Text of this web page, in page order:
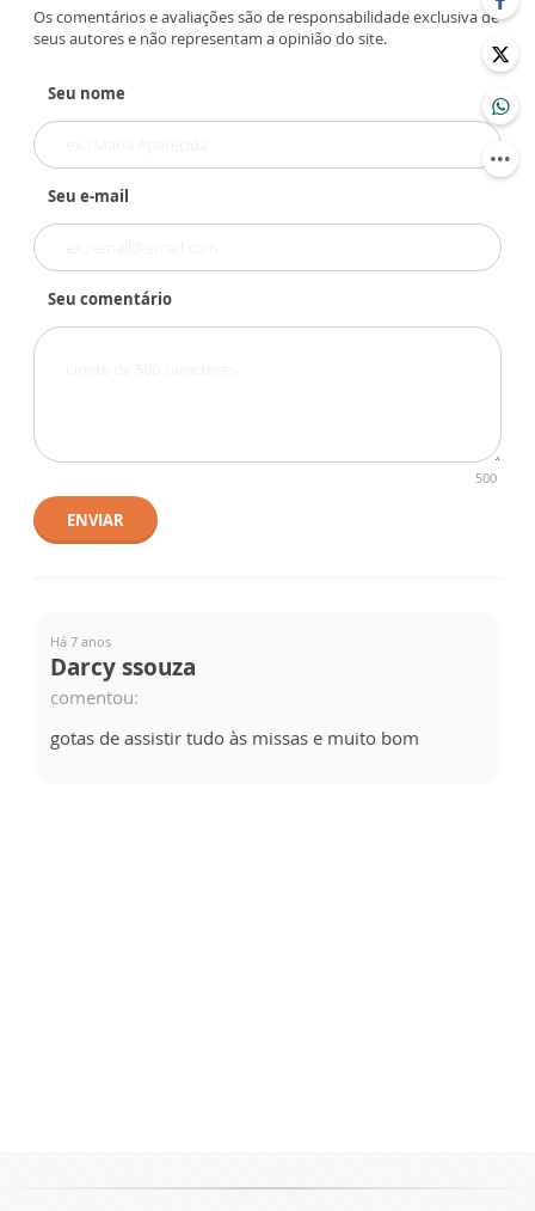
Os comentários e avaliações são de responsabilidade exclusiva de
seus autores e não representam a opinião do site.
Seu nome
Seu e-mail
Seu comentário
500
ENVIAR
Há 7 anos
Darcy ssouza
comentou:
gotas de assistir tudo às missas e muito bom